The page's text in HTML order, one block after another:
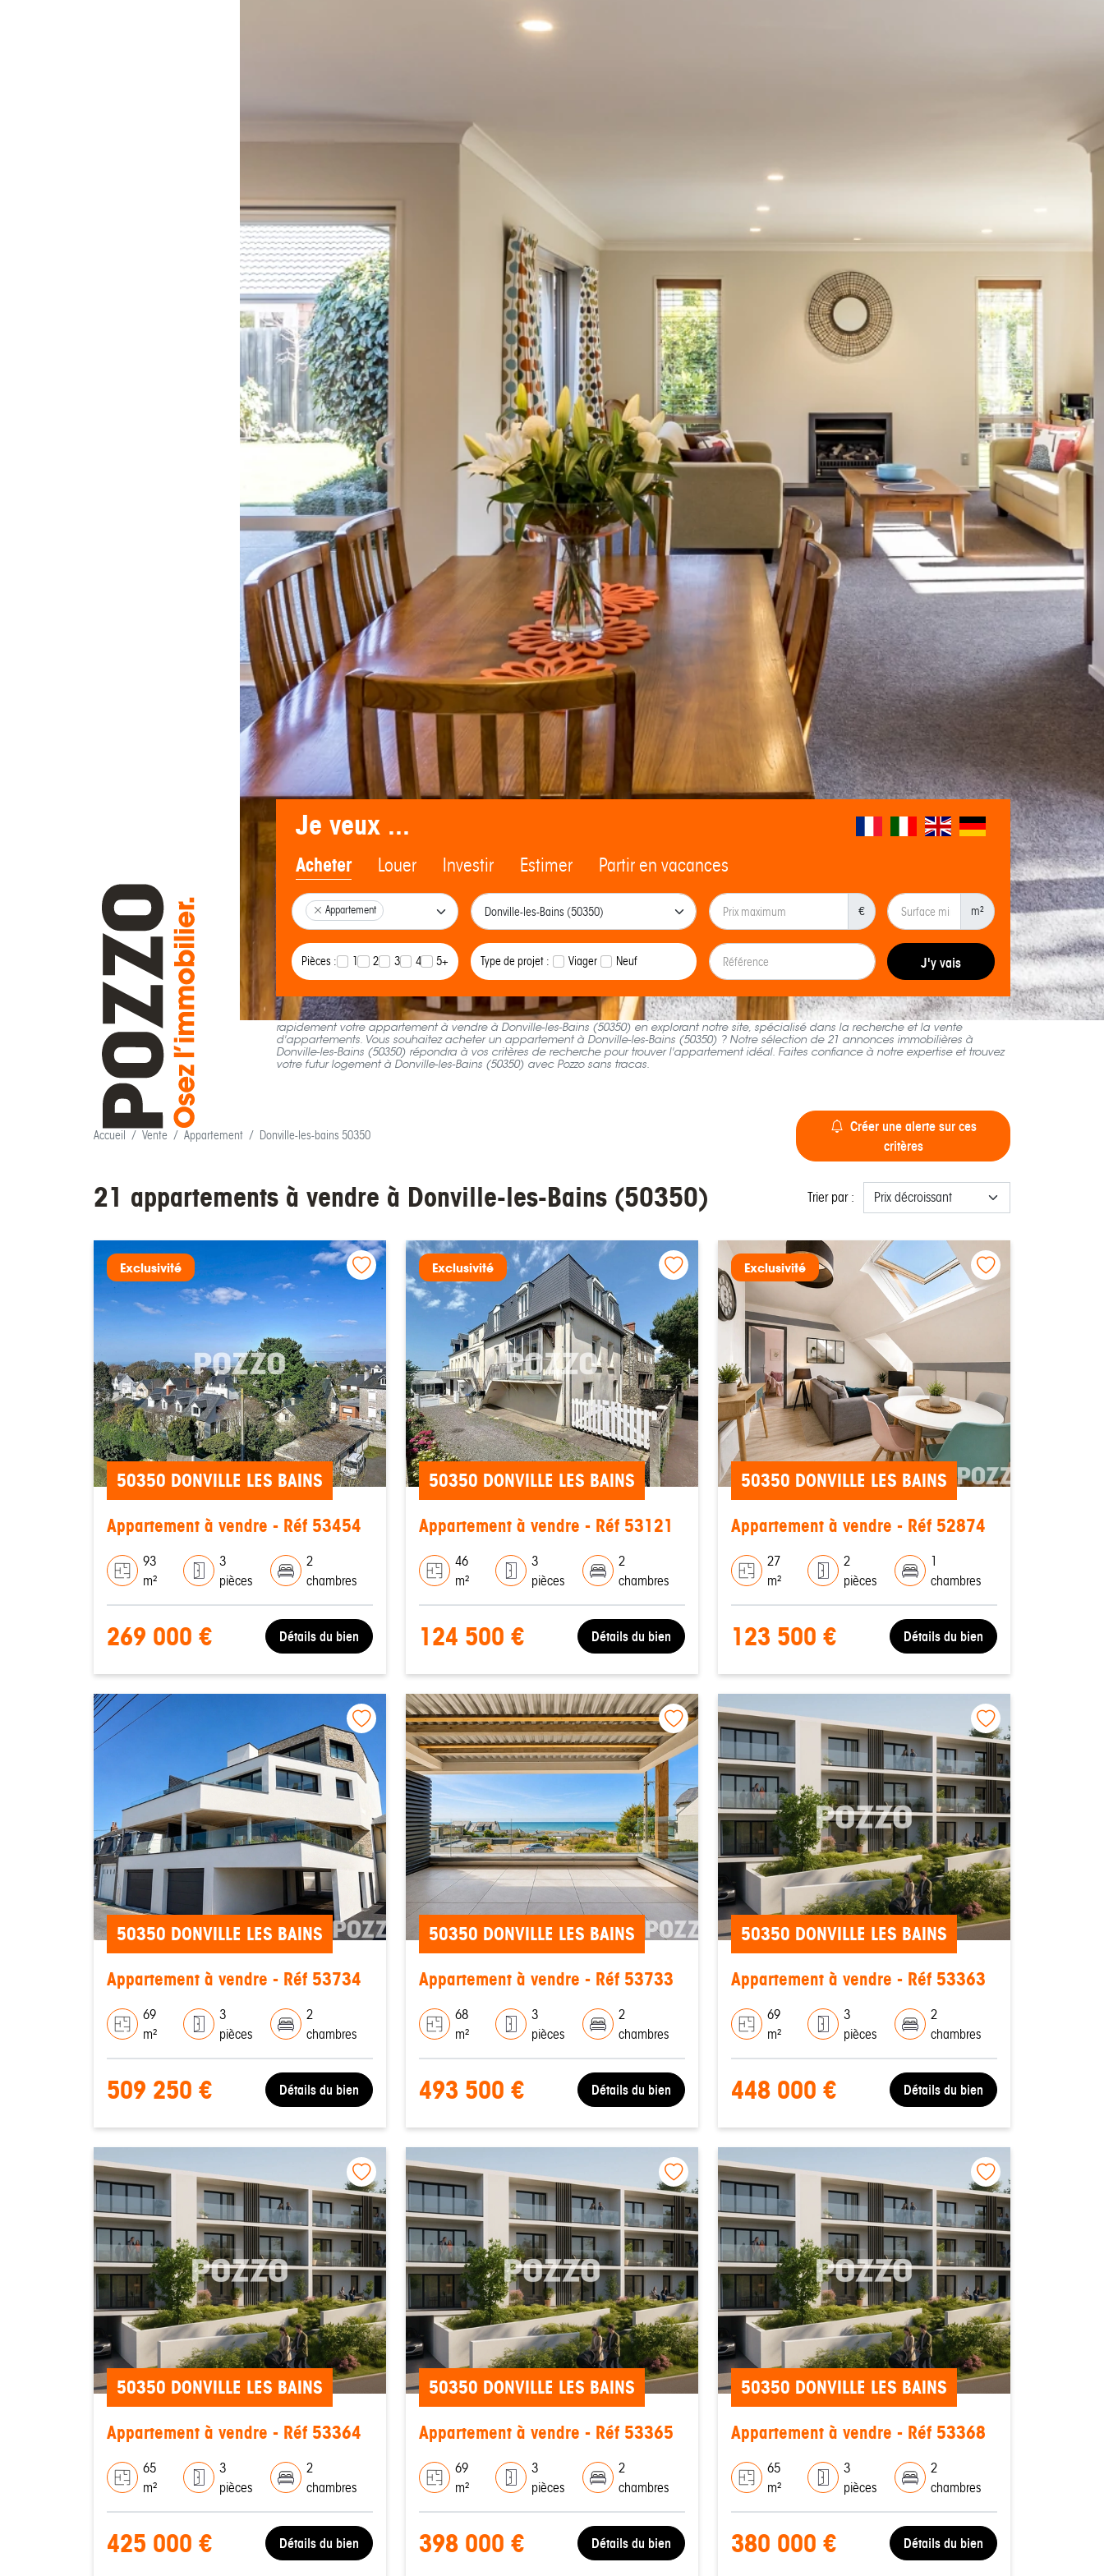
Je veux ...
Acheter Louer Investir Estimer Partir en vacances
Appartement € m²
Pièces : 1 2 3 4 5+ Type de projet : Viager Neuf J'y vais
Pour votre recherche d'achat d'appartement à Donville-les-Bains (50350), consultez les annonces immobilières de Pozzo. Trouvez facilement et
rapidement votre appartement à vendre à Donville-les-Bains (50350) en explorant notre site, spécialisé dans la recherche et la vente
d'appartements. Vous souhaitez acheter un appartement à Donville-les-Bains (50350) ? Notre sélection de 21 annonces immobilières à
Donville-les-Bains (50350) répondra à vos critères de recherche pour trouver l'appartement idéal. Faites confiance à notre expertise et trouvez
votre futur logement à Donville-les-Bains (50350) avec Pozzo sans tracas.
Accueil Vente Appartement Donville-les-bains 50350
Créer une alerte sur ces
critères
21 appartements à vendre à Donville-les-Bains (50350) Trier par :
Exclusivité
50350 DONVILLE LES BAINS
Appartement à vendre - Réf 53454
93
m²
3
pièces
2
chambres
269 000 € Détails du bien
Exclusivité
50350 DONVILLE LES BAINS
Appartement à vendre - Réf 53121
46
m²
3
pièces
2
chambres
124 500 € Détails du bien
Exclusivité
50350 DONVILLE LES BAINS
Appartement à vendre - Réf 52874
27
m²
2
pièces
1
chambres
123 500 € Détails du bien
50350 DONVILLE LES BAINS
Appartement à vendre - Réf 53734
69
m²
3
pièces
2
chambres
509 250 € Détails du bien
50350 DONVILLE LES BAINS
Appartement à vendre - Réf 53733
68
m²
3
pièces
2
chambres
493 500 € Détails du bien
50350 DONVILLE LES BAINS
Appartement à vendre - Réf 53363
69
m²
3
pièces
2
chambres
448 000 € Détails du bien
50350 DONVILLE LES BAINS
Appartement à vendre - Réf 53364
65
m²
3
pièces
2
chambres
425 000 € Détails du bien
50350 DONVILLE LES BAINS
Appartement à vendre - Réf 53365
69
m²
3
pièces
2
chambres
398 000 € Détails du bien
50350 DONVILLE LES BAINS
Appartement à vendre - Réf 53368
65
m²
3
pièces
2
chambres
380 000 € Détails du bien